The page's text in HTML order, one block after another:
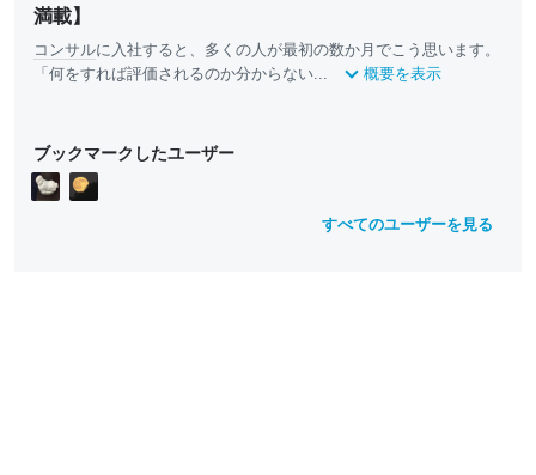
満載】
コンサルに入社すると、多くの人が最初の数か月でこう思います。
「何をすれば評価されるのか分からない...
概要を表示
ブックマークしたユーザー
すべてのユーザーを見る